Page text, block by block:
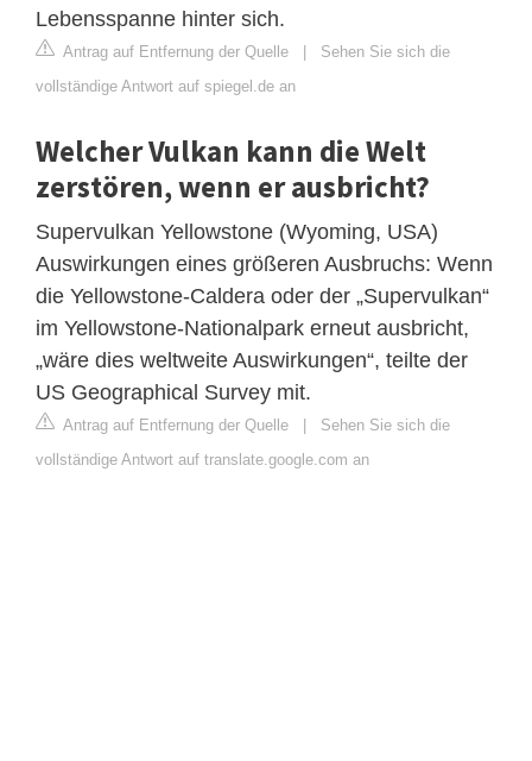
Lebensspanne hinter sich.
Antrag auf Entfernung der Quelle | Sehen Sie sich die
vollständige Antwort auf spiegel.de an
Welcher Vulkan kann die Welt
zerstören, wenn er ausbricht?
Supervulkan Yellowstone (Wyoming, USA)
Auswirkungen eines größeren Ausbruchs: Wenn
die Yellowstone-Caldera oder der „Supervulkan“
im Yellowstone-Nationalpark erneut ausbricht,
„wäre dies weltweite Auswirkungen“, teilte der
US Geographical Survey mit.
Antrag auf Entfernung der Quelle | Sehen Sie sich die
vollständige Antwort auf translate.google.com an